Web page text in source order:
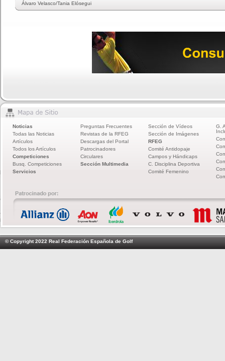
Álvaro Velasco/Tania Elósegui
Noticias
Todas las Noticias
Artículos
Todos los Artículos
Competiciones
Busq. Competiciones
Servicios
Preguntas Frecuentes
Revistas de la RFEG
Descargas del Portal
Patrocinadores
Circulares
Sección Multimedia
Sección de Vídeos
Sección de Imágenes
RFEG
Comité Antidopaje
Campos y Hándicaps
C. Disciplina Deportiva
Comité Femenino
G.
© Copyright 2022 Real Federación Española de Golf